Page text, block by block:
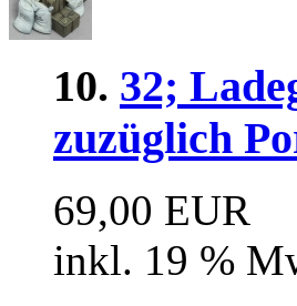
10. 32;
zuzüglich
69,00 EUR
inkl. 19 %